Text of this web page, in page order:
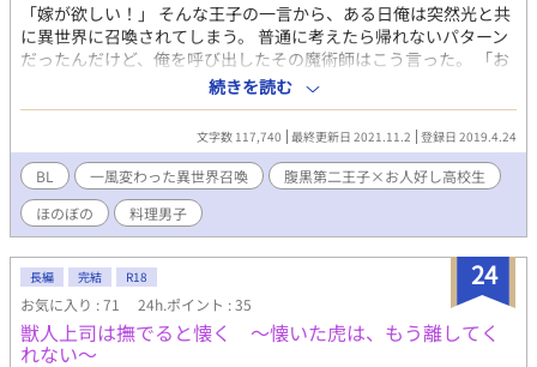
「嫁が欲しい！」 そんな王子の一言から、ある日俺は突然光と共
に異世界に召喚されてしまう。 普通に考えたら帰れないパターン
だったんだけど、俺を呼び出したその魔術師はこう言った。 「お
時間は取らせません！あちらでの時間はたったの五分！こちらで
の時間は約五日！それが過ぎたらちゃんと帰れますので！」 ええ
っ？！そんな異世界召喚初めて聞いたんだけど？！ これは異世界
に呼び出されて王子と友情を温め、気づけばしっかり絡めとられ
ていた俺の話。
続きを読む
文字数 117,740 最終更新日 2021.11.2 登録日 2019.4.24
BL 一風変わった異世界召喚
腹黒第二王子×お人好し高校生
ほのぼの
料理男子
24
長編 完結 R18
お気に入り : 71 24h.ポイント : 35
獣人上司は撫でると懐く 〜懐いた虎は、もう離してく
れない〜